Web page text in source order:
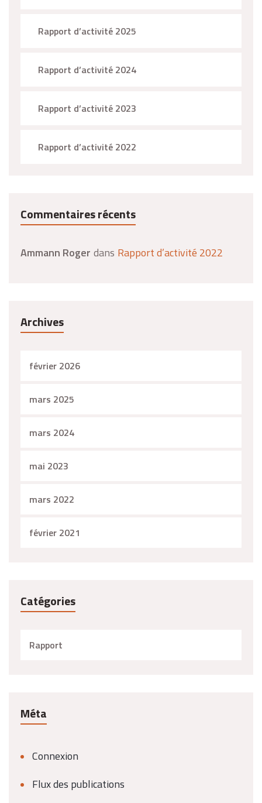
Rapport d’activité 2025
Rapport d’activité 2024
Rapport d’activité 2023
Rapport d’activité 2022
Commentaires récents
Ammann Roger dans Rapport d’activité 2022
Archives
février 2026
mars 2025
mars 2024
mai 2023
mars 2022
février 2021
Catégories
Rapport
Méta
Connexion
Flux des publications